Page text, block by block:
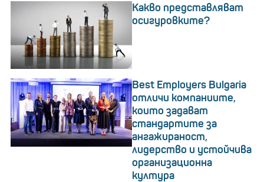
Какво представляват
осигуровките?
Best Employers Bulgaria
отличи компаниите,
които задават
стандартите за
ангажираност,
лидерство и устойчива
организационна
култура